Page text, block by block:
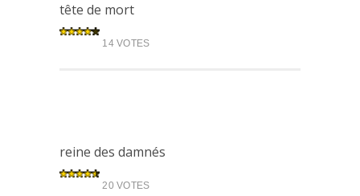
tête de mort
14 VOTES
reine des damnés
20 VOTES